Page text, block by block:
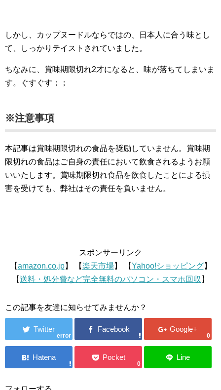
しかし、カップヌードルならではの、日本人に合う味とし
て、しっかりテイストされていました。
ちなみに、賞味期限切れ2才になると、味が落ちてしまいま
す。ぐすぐす；；
※注意事項
本記事は賞味期限切れの食品を奨励していません。賞味期
限切れの食品はご自身の責任において飲食されるようお願
いいたします。賞味期限切れ食品を飲食したことによる損
害を受けても、弊社はその責任を負いません。
スポンサーリンク
【amazon.co.jp】 【楽天市場】 【Yahoo!ショッピング】
【送料・処分費など完全無料のパソコン・スマホ回収 】
この記事を友達に知らせてみませんか？
error 0
0